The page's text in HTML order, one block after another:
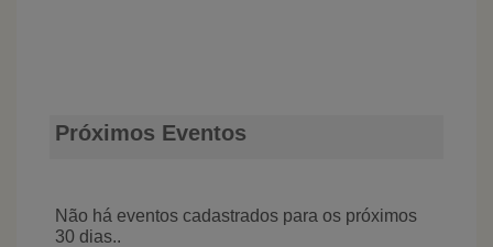
Próximos Eventos
Não há eventos cadastrados para os próximos
30 dias..